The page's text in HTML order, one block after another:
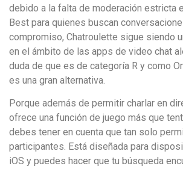
debido a la falta de moderación estricta
Best para quienes buscan
compromiso, Chatroulette sigue siendo
en el ámbito de las apps de video chat
duda de que es de categoría R y como
es una gran alternativa.
Porque además de permitir charlar en
ofrece una función de juego más que
debes tener en cuenta que tan solo
participantes. Está diseñada para
iOS y puedes hacer que tu búsqueda